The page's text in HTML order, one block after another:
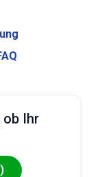
ob Ihr